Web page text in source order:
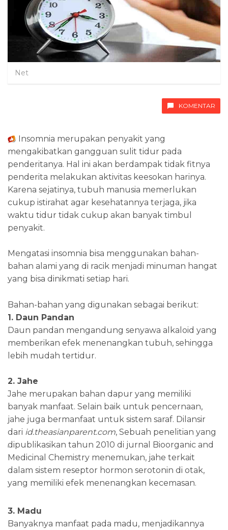
Net
KOMENTAR
Insomnia merupakan penyakit yang
mengakibatkan gangguan sulit tidur pada
penderitanya. Hal ini akan berdampak tidak fitnya
penderita melakukan aktivitas keesokan harinya.
Karena sejatinya, tubuh manusia memerlukan
cukup istirahat agar kesehatannya terjaga, jika
waktu tidur tidak cukup akan banyak timbul
penyakit.
Mengatasi insomnia bisa menggunakan bahan-
bahan alami yang di racik menjadi minuman hangat
yang bisa dinikmati setiap hari.
Bahan-bahan yang digunakan sebagai berikut:
1. Daun Pandan
Daun pandan mengandung senyawa alkaloid yang
memberikan efek menenangkan tubuh, sehingga
lebih mudah tertidur.
2. Jahe
Jahe merupakan bahan dapur yang memiliki
banyak manfaat. Selain baik untuk pencernaan,
jahe juga bermanfaat untuk sistem saraf. Dilansir
dari id.theasianparent.com, Sebuah penelitian yang
dipublikasikan tahun 2010 di jurnal Bioorganic and
Medicinal Chemistry menemukan, jahe terkait
dalam sistem reseptor hormon serotonin di otak,
yang memiliki efek menenangkan kecemasan.
3. Madu
Banyaknya manfaat pada madu, menjadikannya